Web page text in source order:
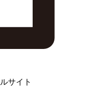
サイト